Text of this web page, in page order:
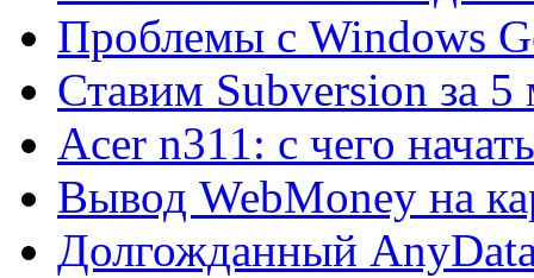
Проблемы с Windows
Ставим Subversion за 5
Acer n311: с чего начать
Вывод WebMoney на
Долгожданный